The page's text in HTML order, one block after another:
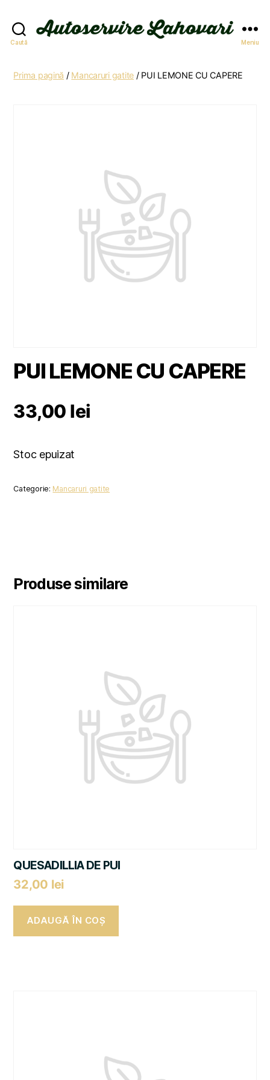
Caută Meniu
Prima pagină / Mancaruri gatite / PUI LEMONE CU CAPERE
PUI LEMONE CU CAPERE
33,00 lei
Stoc epuizat
Categorie: Mancaruri gatite
Produse similare
QUESADILLIA DE PUI
32,00 lei
ADAUGĂ ÎN COȘ